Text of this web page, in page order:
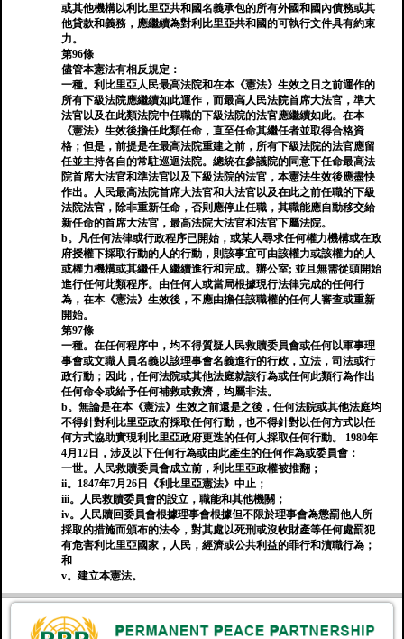
或其他機構以利比里亞共和國名義承包的所有外國和國內債務或其
他貸款和義務，應繼續為對利比里亞共和國的可執行文件具有約束
力。
第96條
儘管本憲法有相反規定：
一種。利比里亞人民最高法院和在本《憲法》生效之日之前運作的
所有下級法院應繼續如此運作，而最高人民法院首席大法官，準大
法官以及在此類法院中任職的下級法院的法官應繼續如此。在本
《憲法》生效後擔任此類任命，直至任命其繼任者並取得合格資
格；但是，前提是在最高法院重建之前，所有下級法院的法官應留
任並主持各自的常駐巡迴法院。總統在參議院的同意下任命最高法
院首席大法官和準法官以及下級法院的法官，本憲法生效後應盡快
作出。人民最高法院首席大法官和大法官以及在此之前任職的下級
法院法官，除非重新任命，否則應停止任職，其職能應自動移交給
新任命的首席大法官，最高法院大法官和法官下屬法院。
b。凡任何法律或行政程序已開始，或某人尋求任何權力機構或在政
府授權下採取行動的人的行動，則該事宜可由該權力或該權力的人
或權力機構或其繼任人繼續進行和完成。辦公室; 並且無需從頭開始
進行任何此類程序。由任何人或當局根據現行法律完成的任何行
為，在本《憲法》生效後，不應由擔任該職權的任何人審查或重新
開始。
第97條
一種。在任何程序中，均不得質疑人民救贖委員會或任何以軍事理
事會或文職人員名義以該理事會名義進行的行政，立法，司法或行
政行動；因此，任何法院或其他法庭就該行為或任何此類行為作出
任何命令或給予任何補救或救濟，均屬非法。
b。無論是在本《憲法》生效之前還是之後，任何法院或其他法庭均
不得針對利比里亞政府採取任何行動，也不得針對以任何方式以任
何方式協助實現利比里亞政府更迭的任何人採取任何行動。 1980年
4月12日，涉及以下任何行為或由此產生的任何作為或委員會：
一世。人民救贖委員會成立前，利比里亞政權被推翻；
ii。1847年7月26日《利比里亞憲法》中止；
iii。人民救贖委員會的設立，職能和其他機關；
iv。人民贖回委員會根據理事會根據但不限於理事會為懲罰他人所
採取的措施而頒布的法令，對其處以死刑或沒收財產等任何處罰犯
有危害利比里亞國家，人民，經濟或公共利益的罪行和瀆職行為；
和
v。建立本憲法。